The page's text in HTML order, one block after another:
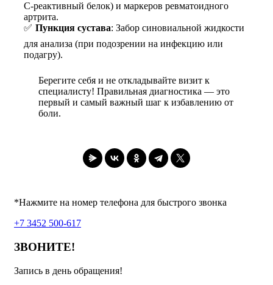
С-реактивный белок) и маркеров ревматоидного
артрита.
Пункция сустава: Забор синовиальной жидкости
для анализа (при подозрении на инфекцию или
подагру).
Берегите себя и не откладывайте визит к
специалисту! Правильная диагностика — это
первый и самый важный шаг к избавлению от
боли.
*Нажмите на номер телефона для быстрого звонка
+7 3452 500-617
ЗВОНИТЕ!
Запись в день обращения!